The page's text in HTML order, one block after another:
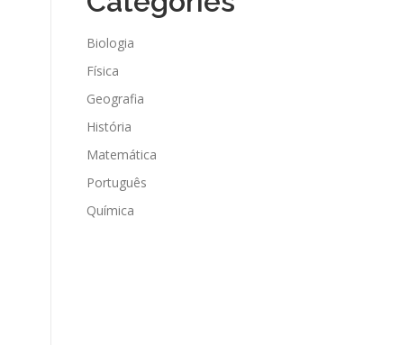
Biologia
Física
Geografia
História
Matemática
Português
Química